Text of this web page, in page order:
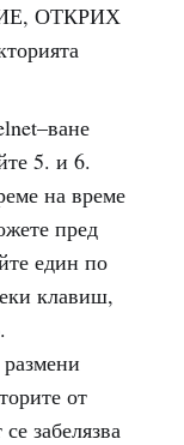
ОТКРИХ
5. и 6.
на време
пред
един по
клавиш,
от
забелязва